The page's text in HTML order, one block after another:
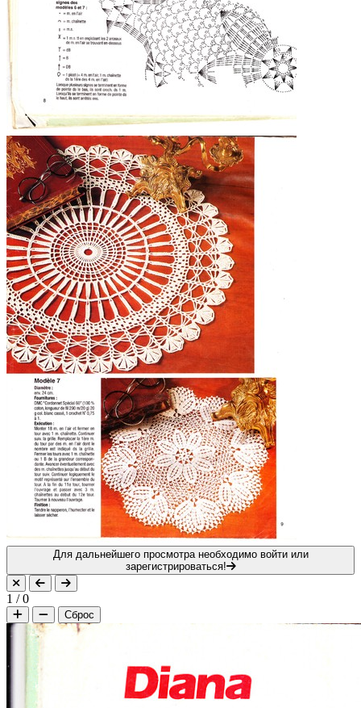
Для дальнейшего просмотра необходимо войти или
зарегистрироваться!
1 /0
Сброс